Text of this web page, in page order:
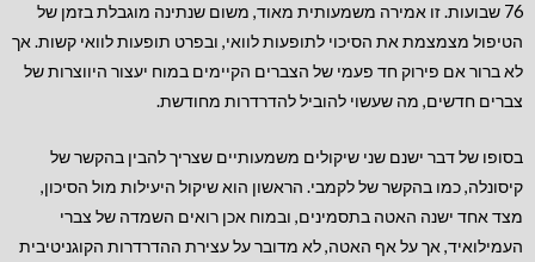
76 שבועות. זו אמירה משמעותית מאוד, משום שנתינה מוגבלת בזמן של
הטיפול מצמצמת את הסיכוי לתופעות לוואי, ובפרט תופעות לוואי קשות. אך
לא ברור אם פירוק חד פעמי של הצברים הקיימים במוח יעצור היווצרות של
צברים חדשים, מה שעשוי להוביל להדרדרות מחודשת.
בסופו של דבר ישנם שני שיקולים משמעותיים שצריך להבין בהקשר של
קיסונלה, כמו בהקשר של לקמבי. הראשון הוא שיקול היעילות מול הסיכון,
מצד אחד ישנה האטה בתסמינים, ובמוח אכן רואים השמדה של צברי
העמילואיד, אך על אף האטה, לא מדובר על עצירת ההדרדרות הקוגניטיבית